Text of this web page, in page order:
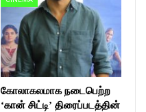
கோலாகலமாக நடைபெற்ற
‘கான் சிட்டி’ திரைப்படத்தின்